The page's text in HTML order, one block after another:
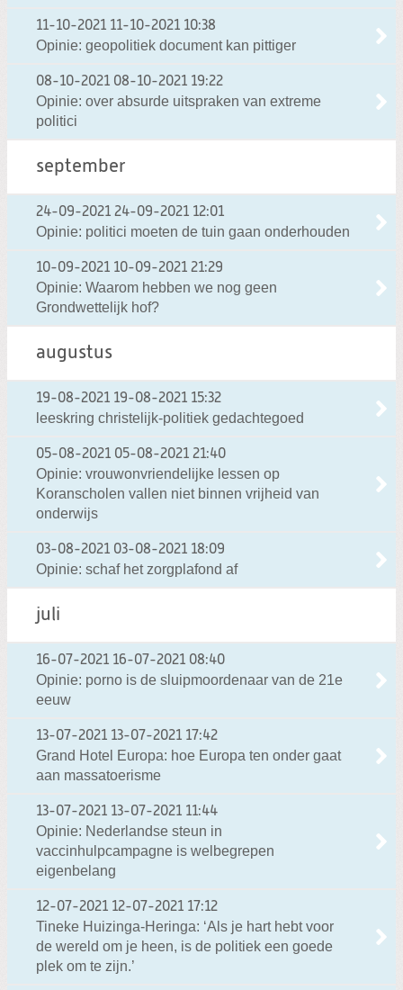
11-10-2021 11-10-2021 10:38
Opinie: geopolitiek document kan pittiger
08-10-2021 08-10-2021 19:22
Opinie: over absurde uitspraken van extreme
politici
september
24-09-2021 24-09-2021 12:01
Opinie: politici moeten de tuin gaan onderhouden
10-09-2021 10-09-2021 21:29
Opinie: Waarom hebben we nog geen
Grondwettelijk hof?
augustus
19-08-2021 19-08-2021 15:32
leeskring christelijk-politiek gedachtegoed
05-08-2021 05-08-2021 21:40
Opinie: vrouwonvriendelijke lessen op
Koranscholen vallen niet binnen vrijheid van
onderwijs
03-08-2021 03-08-2021 18:09
Opinie: schaf het zorgplafond af
juli
16-07-2021 16-07-2021 08:40
Opinie: porno is de sluipmoordenaar van de 21e
eeuw
13-07-2021 13-07-2021 17:42
Grand Hotel Europa: hoe Europa ten onder gaat
aan massatoerisme
13-07-2021 13-07-2021 11:44
Opinie: Nederlandse steun in
vaccinhulpcampagne is welbegrepen
eigenbelang
12-07-2021 12-07-2021 17:12
Tineke Huizinga-Heringa: ‘Als je hart hebt voor
de wereld om je heen, is de politiek een goede
plek om te zijn.’